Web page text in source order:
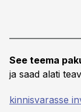
See teema
ja saad alati
kinnisvarasse